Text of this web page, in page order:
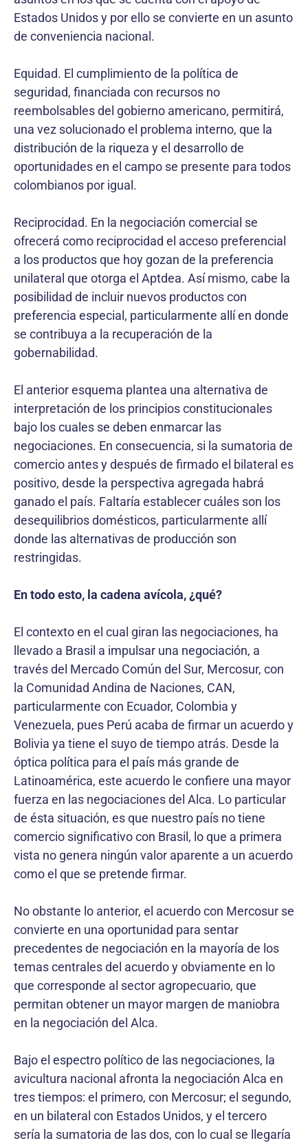
Estados Unidos y por ello se convierte en un asunto
de conveniencia nacional.
Equidad. El cumplimiento de la política de
seguridad, financiada con recursos no
reembolsables del gobierno americano, permitirá,
una vez solucionado el problema interno, que la
distribución de la riqueza y el desarrollo de
oportunidades en el campo se presente para todos
colombianos por igual.
Reciprocidad. En la negociación comercial se
ofrecerá como reciprocidad el acceso preferencial
a los productos que hoy gozan de la preferencia
unilateral que otorga el Aptdea. Así mismo, cabe la
posibilidad de incluir nuevos productos con
preferencia especial, particularmente allí en donde
se contribuya a la recuperación de la
gobernabilidad.
El anterior esquema plantea una alternativa de
interpretación de los principios constitucionales
bajo los cuales se deben enmarcar las
negociaciones. En consecuencia, si la sumatoria de
comercio antes y después de firmado el bilateral es
positivo, desde la perspectiva agregada habrá
ganado el país. Faltaría establecer cuáles son los
desequilibrios domésticos, particularmente allí
donde las alternativas de producción son
restringidas.
En todo esto, la cadena avícola, ¿qué?
El contexto en el cual giran las negociaciones, ha
llevado a Brasil a impulsar una negociación, a
través del Mercado Común del Sur, Mercosur, con
la Comunidad Andina de Naciones, CAN,
particularmente con Ecuador, Colombia y
Venezuela, pues Perú acaba de firmar un acuerdo y
Bolivia ya tiene el suyo de tiempo atrás. Desde la
óptica política para el país más grande de
Latinoamérica, este acuerdo le confiere una mayor
fuerza en las negociaciones del Alca. Lo particular
de ésta situación, es que nuestro país no tiene
comercio significativo con Brasil, lo que a primera
vista no genera ningún valor aparente a un acuerdo
como el que se pretende firmar.
No obstante lo anterior, el acuerdo con Mercosur se
convierte en una oportunidad para sentar
precedentes de negociación en la mayoría de los
temas centrales del acuerdo y obviamente en lo
que corresponde al sector agropecuario, que
permitan obtener un mayor margen de maniobra
en la negociación del Alca.
Bajo el espectro político de las negociaciones, la
avicultura nacional afronta la negociación Alca en
tres tiempos: el primero, con Mercosur; el segundo,
en un bilateral con Estados Unidos, y el tercero
sería la sumatoria de las dos, con lo cual se llegaría